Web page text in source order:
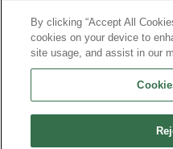
Interdiction de vente de
moins
La preuve de majorité de
Code
By clicking “Accept All
cookies on your device to
site usage, and assist in our